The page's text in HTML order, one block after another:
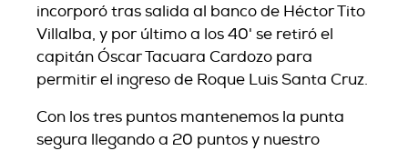
incorporó tras salida al banco de Héctor Tito
Villalba, y por último a los 40' se retiró el
capitán Óscar Tacuara Cardozo para
permitir el ingreso de Roque Luis Santa Cruz.
Con los tres puntos mantenemos la punta
segura llegando a 20 puntos y nuestro